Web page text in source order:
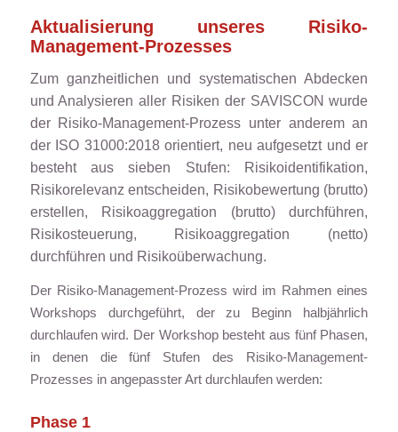
Aktualisierung unseres Risiko-
Management-Prozesses
Zum ganzheitlichen und systematischen Abdecken
und Analysieren aller Risiken der SAVISCON wurde
der Risiko-Management-Prozess unter anderem an
der ISO 31000:2018 orientiert, neu aufgesetzt und er
besteht aus sieben Stufen: Risikoidentifikation,
Risikorelevanz entscheiden, Risikobewertung (brutto)
erstellen, Risikoaggregation (brutto) durchführen,
Risikosteuerung, Risikoaggregation (netto)
durchführen und Risikoüberwachung.
Der Risiko-Management-Prozess wird im Rahmen eines
Workshops durchgeführt, der zu Beginn halbjährlich
durchlaufen wird. Der Workshop besteht aus fünf Phasen,
in denen die fünf Stufen des Risiko-Management-
Prozesses in angepasster Art durchlaufen werden:
Phase 1